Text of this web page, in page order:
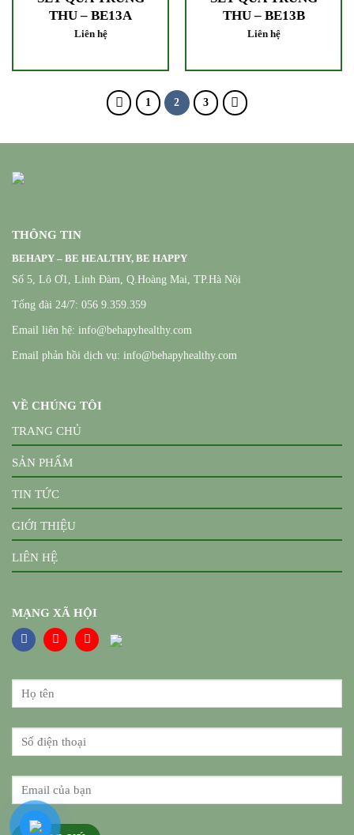
THU – BE13A
Liên hệ
THU – BE13B
Liên hệ
1 2 3
THÔNG TIN
BEHAPY – BE HEALTHY, BE HAPPY
Số 5, Lô Ơ1, Linh Đàm, Q.Hoàng Mai, TP.Hà Nội
Tổng đài 24/7: 056 9.359.359
Email liên hệ: info@behapyhealthy.com
Email phản hồi dịch vụ: info@behapyhealthy.com
VỀ CHÚNG TÔI
TRANG CHỦ
SẢN PHẨM
TIN TỨC
GIỚI THIỆU
LIÊN HỆ
MẠNG XÃ HỘI